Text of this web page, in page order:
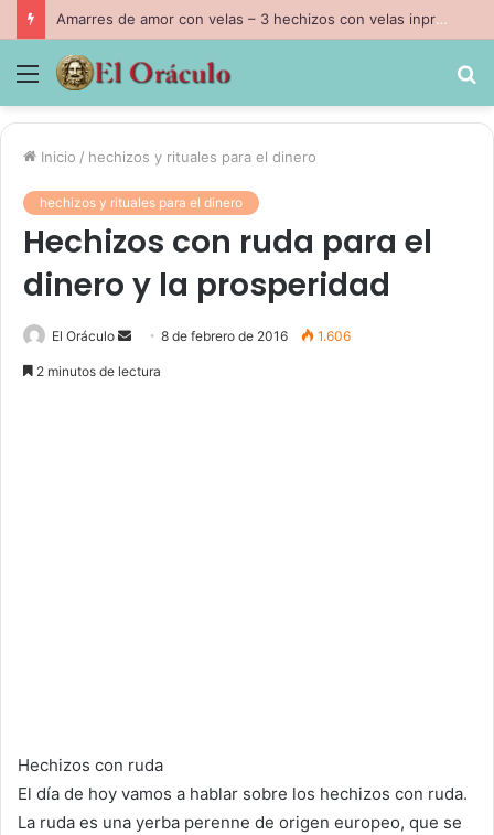
Amarres de amor con velas – 3 hechizos con velas inpresindibles con magia negra
Menú
Inicio / hechizos y rituales para el dinero
hechizos y rituales para el dinero
Hechizos con ruda para el
dinero y la prosperidad
El Oráculo
Send8 de febrero de 2016 1.606
2 minutos de lectura
Hechizos con ruda
El día de hoy vamos a hablar sobre los hechizos con ruda.
La ruda es una yerba perenne de origen europeo, que se